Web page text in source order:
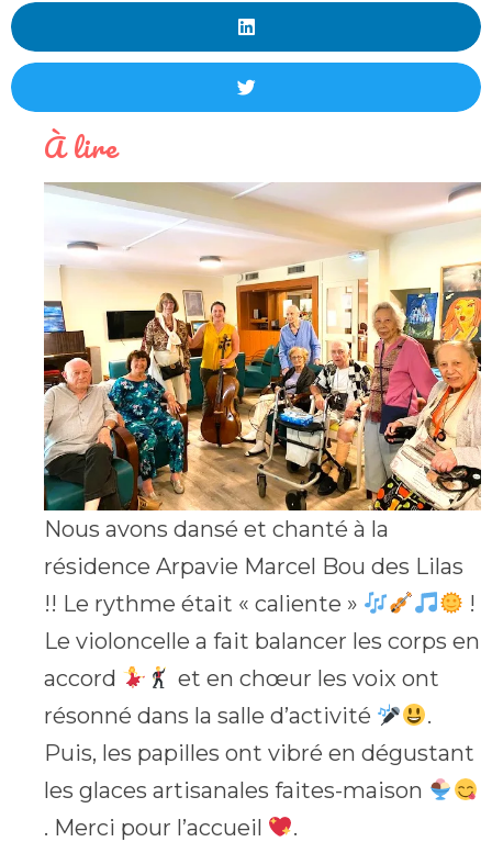
À lire
Nous avons dansé et chanté à la
résidence Arpavie Marcel Bou des Lilas
!! Le rythme était « caliente »
!
Le violoncelle a fait balancer les corps en
accord
et en chœur les voix ont
résonné dans la salle d’activité
.
Puis, les papilles ont vibré en dégustant
les glaces artisanales faites-maison
. Merci pour l’accueil
.